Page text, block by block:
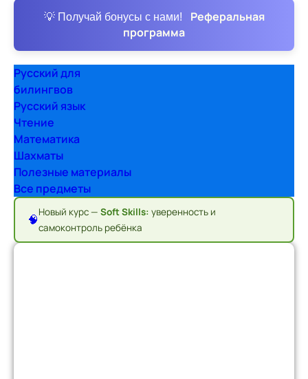
💡 Получай бонусы с нами!
Реферальная
программа
Русский для
билингвов
Русский язык
Чтение
Математика
Шахматы
Полезные материалы
Все предметы
🧠
Новый курс — Soft Skills: уверенность и
самоконтроль ребёнка